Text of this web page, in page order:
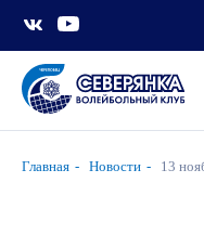
Главная Новости 13